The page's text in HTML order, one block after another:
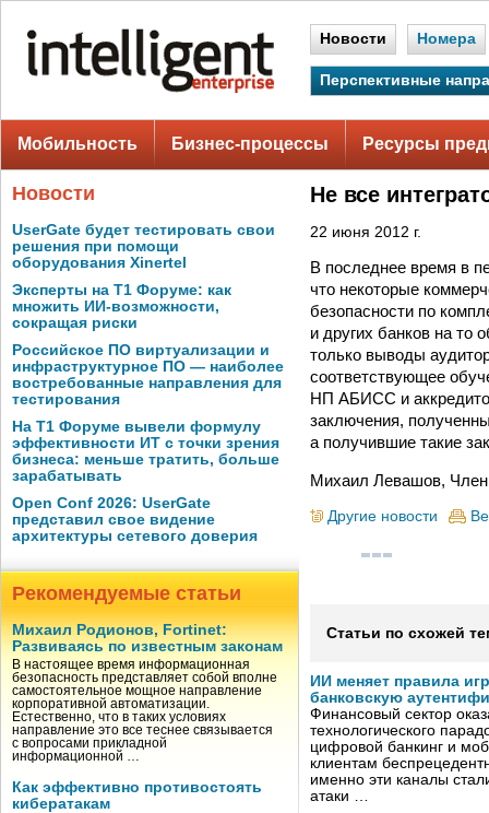
Новости Номера
Перспективные
Мобильность Бизнес-процессы Ресурсы
Новости
UserGate будет тестировать свои
решения при помощи
оборудования Xinertel
Эксперты на Т1 Форуме: как
множить ИИ-возможности,
сокращая риски
Российское ПО виртуализации и
инфраструктурное ПО — наиболее
востребованные направления для
тестирования
На Т1 Форуме вывели формулу
эффективности ИТ с точки зрения
бизнеса: меньше тратить, больше
зарабатывать
Open Conf 2026: UserGate
представил свое видение
архитектуры сетевого доверия
Рекомендуемые статьи
Михаил Родионов, Fortinet:
Развиваясь по известным законам
В настоящее время информационная
безопасность представляет собой вполне
самостоятельное мощное направление
корпоративной автоматизации.
Естественно, что в таких условиях
направление это все теснее связывается
с вопросами прикладной
информационной …
Как эффективно противостоять
кибератакам
Не все
22 июня 2012 г.
В последнее время в
что некоторые
безопасности по
и других банков на то
только выводы
соответствующее
НП АБИСС и
заключения,
а получившие такие
Михаил Левашов, Член
Другие новости
Статьи по схожей
ИИ меняет правила
банковскую
Финансовый сектор
технологического
цифровой банкинг и
клиентам
именно эти каналы
атаки …